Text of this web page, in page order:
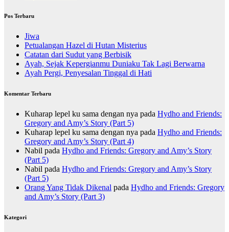
Pos Terbaru
Jiwa
Petualangan Hazel di Hutan Misterius
Catatan dari Sudut yang Berbisik
Ayah, Sejak Kepergianmu Duniaku Tak Lagi Berwarna
Ayah Pergi, Penyesalan Tinggal di Hati
Komentar Terbaru
Kuharap lepel ku sama dengan nya pada Hydho and Friends:
Gregory and Amy’s Story (Part 5)
Kuharap lepel ku sama dengan nya pada Hydho and Friends:
Gregory and Amy’s Story (Part 4)
Nabil pada Hydho and Friends: Gregory and Amy’s Story
(Part 5)
Nabil pada Hydho and Friends: Gregory and Amy’s Story
(Part 5)
Orang Yang Tidak Dikenal pada Hydho and Friends: Gregory
and Amy’s Story (Part 3)
Kategori